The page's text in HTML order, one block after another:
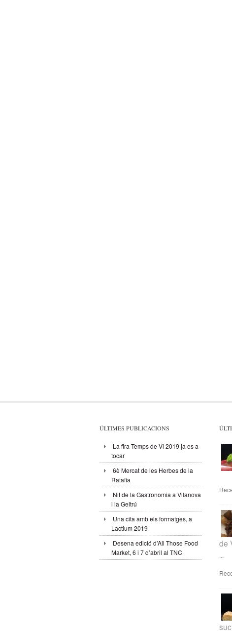
ÚLTIMES PUBLICACIONS
La fira Temps de Vi 2019 ja es a
tocar
6è Mercat de les Herbes de la
Ratafia
Nit de la Gastronomia a Vilanova
i la Geltrú
Una cita amb els formatges, a
Lactium 2019
Desena edició d’All Those Food
Market, 6 i 7 d’abril al TNC
de
...